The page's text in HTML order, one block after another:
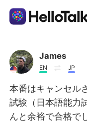
แอปแลกเปลี่ยนท
AI Grammar
ไทย
James
EN JP
本番はキャンセル
試験（日本語能力
んと余裕で合格で